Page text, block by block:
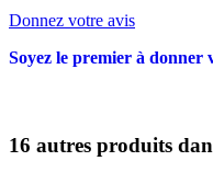
Donnez votre avis
Soyez le premier à donner
16 autres produits